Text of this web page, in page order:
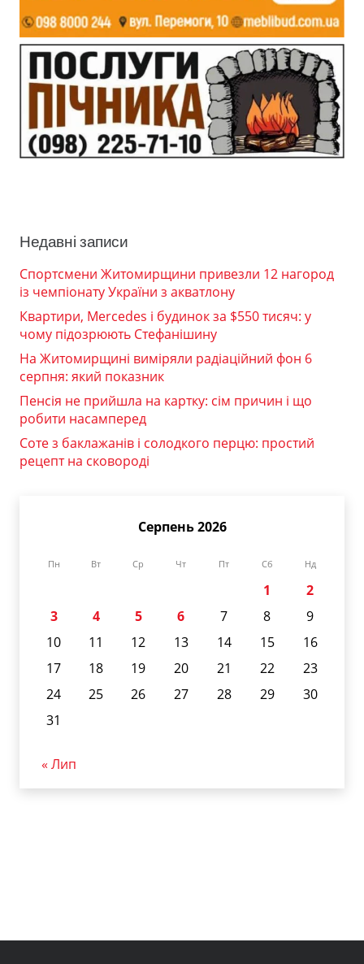
Недавні записи
Спортсмени Житомирщини привезли 12 нагород
із чемпіонату України з акватлону
Квартири, Mercedes і будинок за $550 тисяч: у
чому підозрюють Стефанішину
На Житомирщині виміряли радіаційний фон 6
серпня: який показник
Пенсія не прийшла на картку: сім причин і що
робити насамперед
Соте з баклажанів і солодкого перцю: простий
рецепт на сковороді
Серпень 2026
Пн Вт Ср Чт Пт Сб Нд
1
2
3
4 5 6 7 8
9
10
11 12 13 14 15
16
17
18 19 20 21 22
23
24
25 26 27 28 29
30
31
« Лип